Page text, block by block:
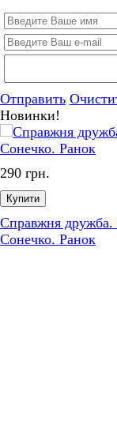
Отправить
Новинки!
грн.
дружба.
Ранок